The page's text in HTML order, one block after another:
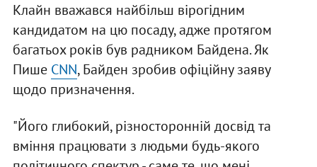
Клайн вважався найбільш вірогідним
кандидатом на цю посаду, адже протягом
багатьох років був радником Байдена. Як
Пише CNN, Байден зробив офіційну заяву
щодо призначення.
"Його глибокий, різносторонній досвід та
вміння працювати з людьми будь-якого